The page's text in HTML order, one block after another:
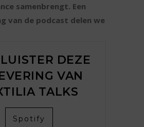
samenbrengt. Een
van de podcast delen we
DEZE
VAN
TALKS
Spotify